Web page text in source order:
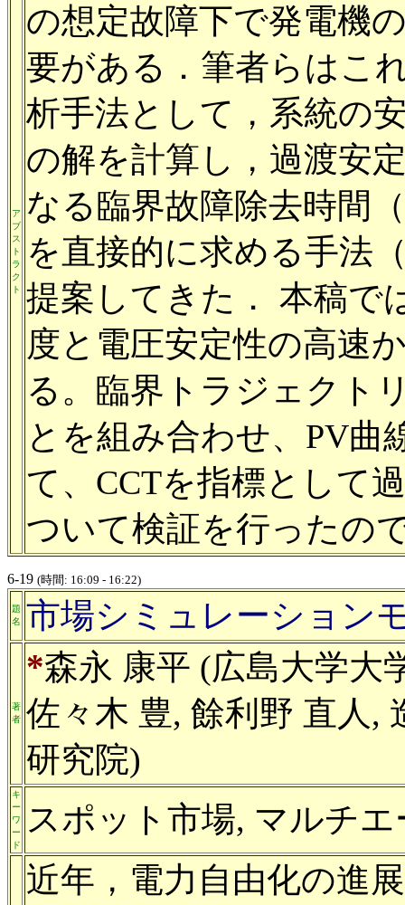
ア
ブ
ス
ト
ラ
ク
ト
の想定故障下で発電機
要がある．筆者らはこ
析手法として，系統の
の解を計算し，過渡安
なる臨界故障除去時間
を直接的に求める手法
提案してきた． 本稿で
度と電圧安定性の高速
る。臨界トラジェクト
とを組み合わせ、PV曲
て、CCTを指標として
ついて検証を行ったの
6-19 (時間: 16:09 - 16:22)
題
名
市場シミュレーション
著
者
*森永 康平 (広島大学大
佐々木 豊, 餘利野 直人,
研究院)
キ
ー
ワ
ー
ド
スポット市場, マルチ
近年，電力自由化の進